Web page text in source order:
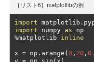
［リスト6］matplotlibの例
import matplotlib .
import numpy as
%matplotlib inline
x = np . arange ( 0 , 20 ,